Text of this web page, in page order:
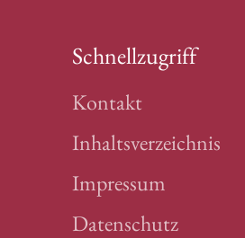
Schnellzugriff
Kontakt
Inhaltsverzeichnis
Impressum
Datenschutz